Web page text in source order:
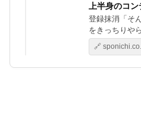
上半身のコ
登録抹消「そ
をきっちりや
🔗